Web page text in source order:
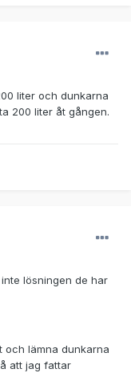
liter och dunkarna
200 liter åt gången.
lösningen de har
och lämna dunkarna
att jag fattar